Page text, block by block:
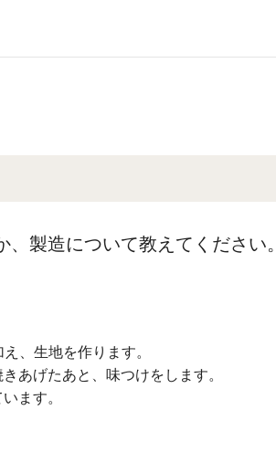
、製造について教えてください。
、生地を作ります。
あげたあと、味つけをします。
ます。